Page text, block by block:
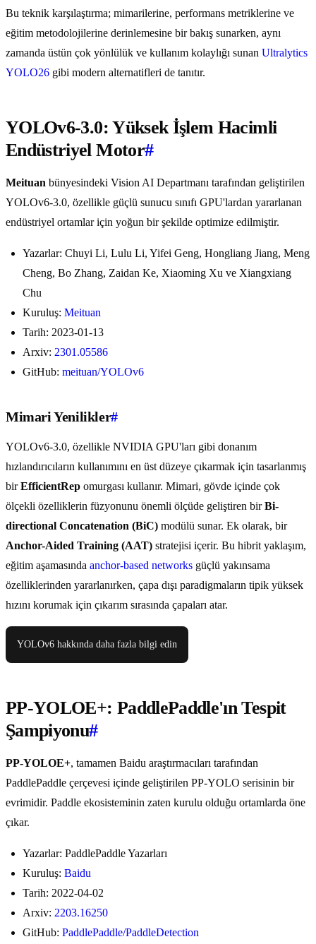
Bu teknik karşılaştırma; mimarilerine, performans metriklerine ve
eğitim metodolojilerine derinlemesine bir bakış sunarken, aynı
zamanda üstün çok yönlülük ve kullanım kolaylığı sunan Ultralytics
YOLO26 gibi modern alternatifleri de tanıtır.
YOLOv6-3.0: Yüksek İşlem Hacimli
Endüstriyel Motor#
Meituan bünyesindeki Vision AI Departmanı tarafından geliştirilen
YOLOv6-3.0, özellikle güçlü sunucu sınıfı GPU'lardan yararlanan
endüstriyel ortamlar için yoğun bir şekilde optimize edilmiştir.
Yazarlar: Chuyi Li, Lulu Li, Yifei Geng, Hongliang Jiang, Meng
Cheng, Bo Zhang, Zaidan Ke, Xiaoming Xu ve Xiangxiang
Chu
Kuruluş: Meituan
Tarih: 2023-01-13
Arxiv: 2301.05586
GitHub: meituan/YOLOv6
Mimari Yenilikler#
YOLOv6-3.0, özellikle NVIDIA GPU'ları gibi donanım
hızlandırıcıların kullanımını en üst düzeye çıkarmak için tasarlanmış
birEfficientRep omurgası kullanır. Mimari, gövde içinde çok
ölçekli özelliklerin füzyonunu önemli ölçüde geliştiren birBi-
directional Concatenation (BiC) modülü sunar. Ek olarak, bir
Anchor-Aided Training (AAT) stratejisi içerir. Bu hibrit yaklaşım,
eğitim aşamasında anchor-based networks güçlü yakınsama
özelliklerinden yararlanırken, çapa dışı paradigmaların tipik yüksek
hızını korumak için çıkarım sırasında çapaları atar.
YOLOv6 hakkında daha fazla bilgi edin
PP-YOLOE+: PaddlePaddle'ın Tespit
Şampiyonu#
PP-YOLOE+, tamamen Baidu araştırmacıları tarafından
PaddlePaddle çerçevesi içinde geliştirilen PP-YOLO serisinin bir
evrimidir. Paddle ekosisteminin zaten kurulu olduğu ortamlarda öne
çıkar.
Yazarlar: PaddlePaddle Yazarları
Kuruluş: Baidu
Tarih: 2022-04-02
Arxiv: 2203.16250
GitHub: PaddlePaddle/PaddleDetection